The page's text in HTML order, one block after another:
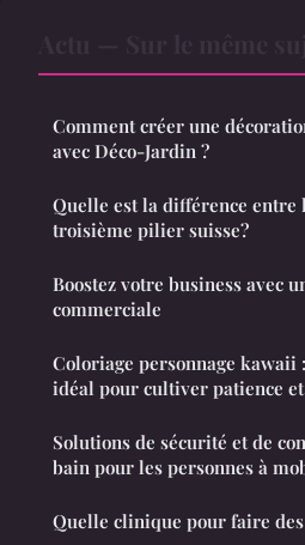
Comment créer une
avec Déco-Jardin ?
Quelle est la différence entre
troisième pilier suisse?
Boostez votre business avec
commerciale
Coloriage personnage kawaii
idéal pour cultiver patience
Solutions de sécurité et de
bain pour les personnes à
Quelle clinique pour faire